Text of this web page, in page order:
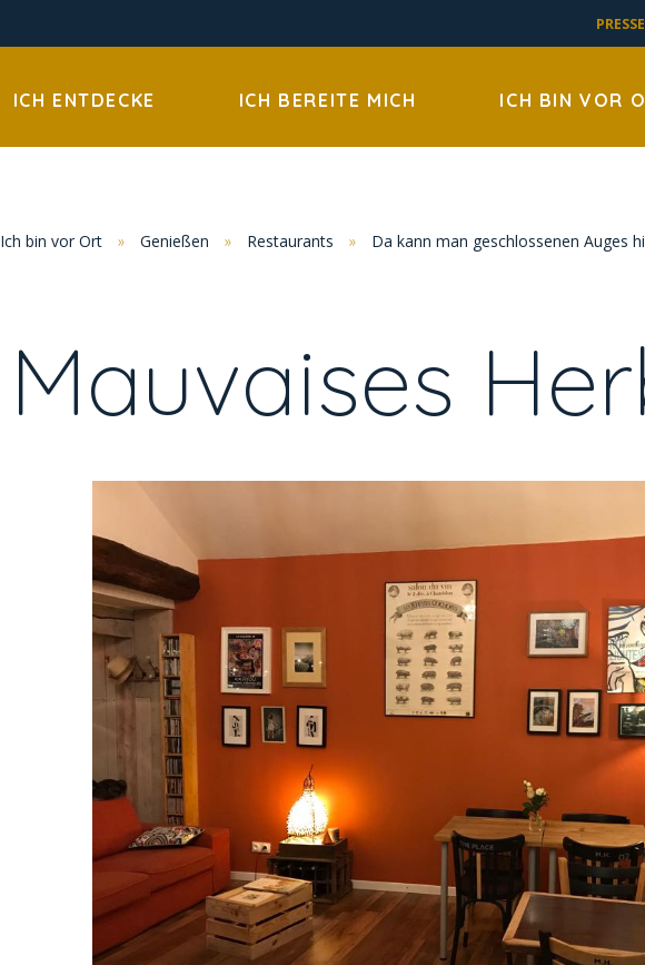
PRESSE
ICH ENTDECKE ICH BEREITE MICH ICH BIN VOR
Ich bin vor Ort » Genießen » Restaurants » Da kann man geschlossenen Auges
Mauvaises